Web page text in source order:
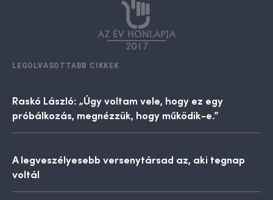
LEGOLVASOTTABB CIKKEK
Raskó László: „Úgy voltam vele, hogy ez egy
próbálkozás, megnézzük, hogy működik-e.”
A legveszélyesebb versenytársad az, aki tegnap
voltál